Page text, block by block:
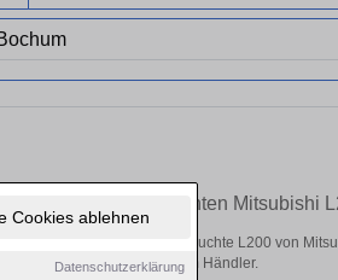
Cookies ablehnen
Datenschutzerklärung
Ihren gebrauchten Mitsubishi
Entdecken Sie gebrauchte L200 von
von privat und vom Händler.